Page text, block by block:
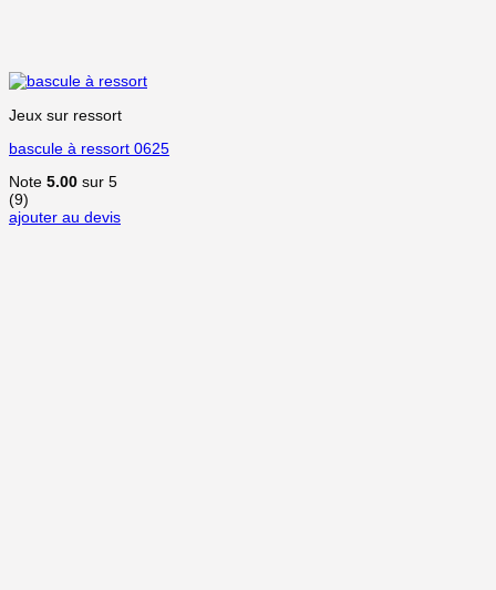
Jeux sur ressort
bascule à ressort 0625
Note 5.00 sur 5
(9)
ajouter au devis